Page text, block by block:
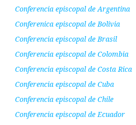
Conferencia episcopal de Argentina
Conferenica episcopal de Bolivia
Conferencia episcopal de Brasil
Conferencia episcopal de Colombia
Conferencia episcopal de Costa Rica
Conferencia episcopal de Cuba
Conferencia episcopal de Chile
Conferencia episcopal de Ecuador